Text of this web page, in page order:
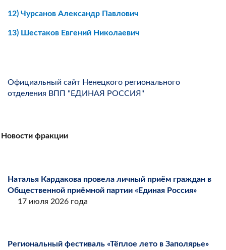
12) Чурсанов Александр Павлович
13) Шестаков Евгений Николаевич
Официальный сайт Ненецкого регионального
отделения ВПП "ЕДИНАЯ РОССИЯ"
Новости фракции
Наталья Кардакова провела личный приём граждан в
Общественной приёмной партии «Единая Россия»
17 июля 2026 года
Региональный фестиваль «Тёплое лето в Заполярье»